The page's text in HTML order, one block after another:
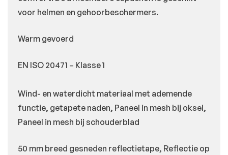
voor helmen en gehoorbeschermers.
Warm gevoerd
EN ISO 20471 – Klasse 1
Wind- en waterdicht materiaal met ademende
functie, getapete naden, Paneel in mesh bij oksel,
Paneel in mesh bij schouderblad
50 mm breed gesneden reflectietape, Reflectie op